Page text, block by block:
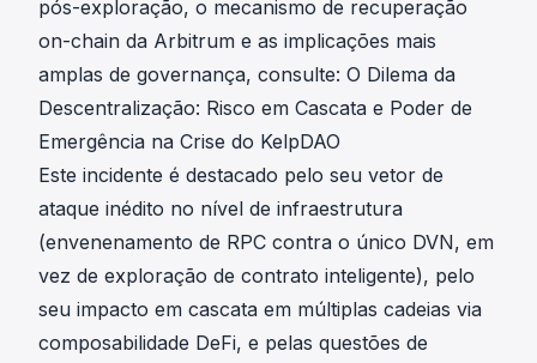
pós-exploração, o mecanismo de recuperação
on-chain da Arbitrum e as implicações mais
amplas de governança, consulte: O Dilema da
Descentralização: Risco em Cascata e Poder de
Emergência na Crise do KelpDAO
Este incidente é destacado pelo seu vetor de
ataque inédito no nível de infraestrutura
(envenenamento de RPC contra o único DVN, em
vez de exploração de contrato inteligente), pelo
seu impacto em cascata em múltiplas cadeias via
composabilidade DeFi, e pelas questões de